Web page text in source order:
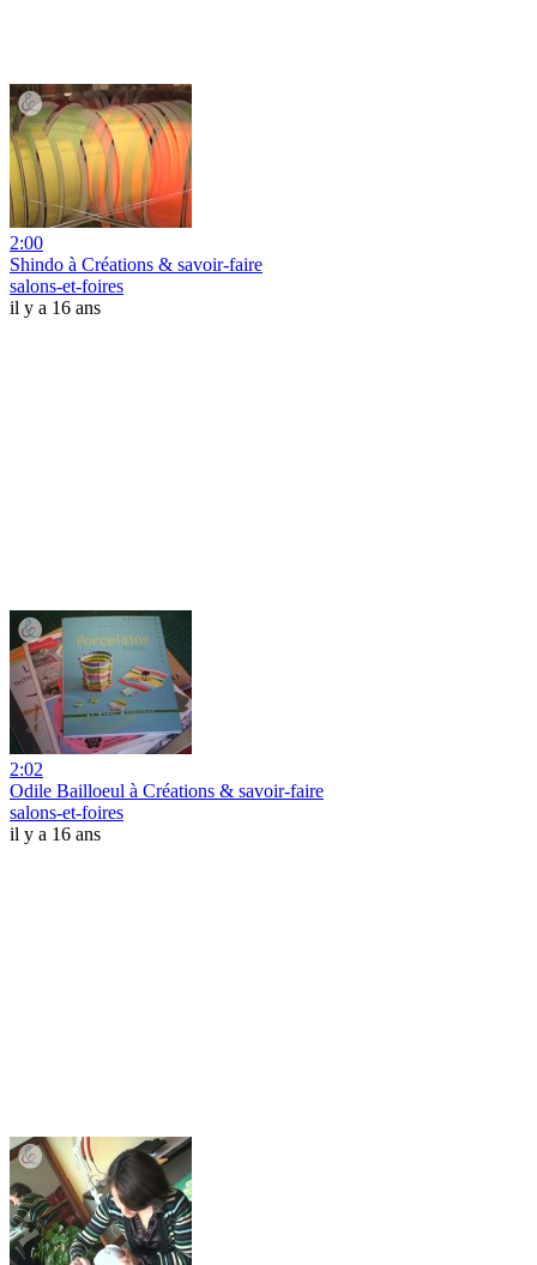
2:00
Shindo à Créations & savoir-faire
salons-et-foires
il y a 16 ans
2:02
Odile Bailloeul à Créations & savoir-faire
salons-et-foires
il y a 16 ans